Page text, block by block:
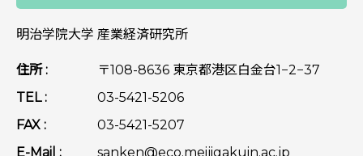
明治学院大学 産業経済研究所
住所 :
〒108-8636 東京都港区白金台1−2−37
TEL :
03-5421-5206
FAX :
03-5421-5207
E-Mail :
sanken@eco.meijigakuin.ac.jp